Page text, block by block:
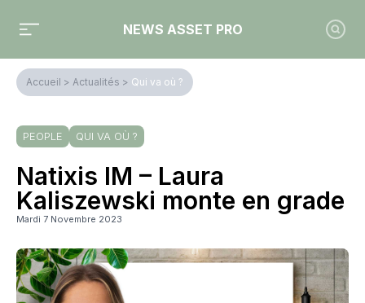
NEWS ASSET PRO
Accueil > Actualités > Qui va où ?
PEOPLE QUI VA OÙ ?
Natixis IM – Laura
Kaliszewski monte en grade
Mardi 7 Novembre 2023